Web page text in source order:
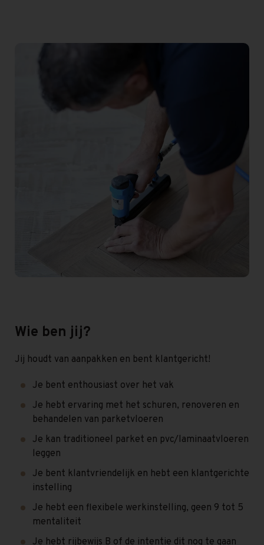
Wie ben jij?
Jij houdt van aanpakken en bent klantgericht!
Je bent enthousiast over het vak
Je hebt ervaring met het schuren, renoveren en
behandelen van parketvloeren
Je kan traditioneel parket en pvc/laminaatvloeren
leggen
Je bent klantvriendelijk en hebt een klantgerichte
instelling
Je hebt een flexibele werkinstelling, geen 9 tot 5
mentaliteit
Je hebt rijbewijs B of de intentie dit nog te gaan